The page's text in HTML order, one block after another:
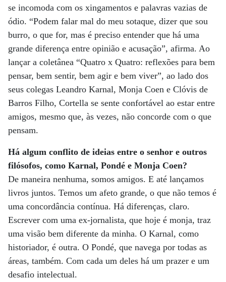
se incomoda com os xingamentos e palavras vazias de
ódio. “Podem falar mal do meu sotaque, dizer que sou
burro, o que for, mas é preciso entender que há uma
grande diferença entre opinião e acusação”, afirma. Ao
lançar a coletânea “Quatro x Quatro: reflexões para bem
pensar, bem sentir, bem agir e bem viver”, ao lado dos
seus colegas Leandro Karnal, Monja Coen e Clóvis de
Barros Filho, Cortella se sente confortável ao estar entre
amigos, mesmo que, às vezes, não concorde com o que
pensam.
Há algum conflito de ideias entre o senhor e outros
filósofos, como Karnal, Pondé e Monja Coen?
De maneira nenhuma, somos amigos. E até lançamos
livros juntos. Temos um afeto grande, o que não temos é
uma concordância contínua. Há diferenças, claro.
Escrever com uma ex-jornalista, que hoje é monja, traz
uma visão bem diferente da minha. O Karnal, como
historiador, é outra. O Pondé, que navega por todas as
áreas, também. Com cada um deles há um prazer e um
desafio intelectual.